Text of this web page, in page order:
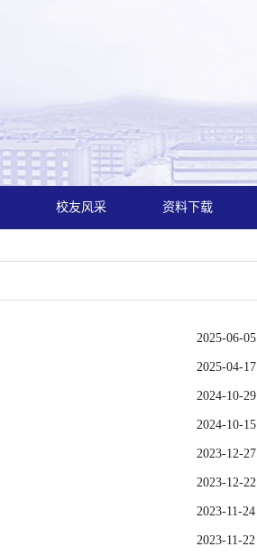
校友风采 资料下载
2025-06-05
2025-04-17
2024-10-29
2024-10-15
2023-12-27
2023-12-22
2023-11-24
2023-11-22